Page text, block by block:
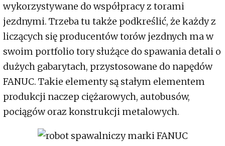
wykorzystywane do współpracy z torami
jezdnymi. Trzeba tu także podkreślić, że każdy z
liczących się producentów torów jezdnych ma w
swoim portfolio tory służące do spawania detali o
dużych gabarytach, przystosowane do napędów
FANUC. Takie elementy są stałym elementem
produkcji naczep ciężarowych, autobusów,
pociągów oraz konstrukcji metalowych.